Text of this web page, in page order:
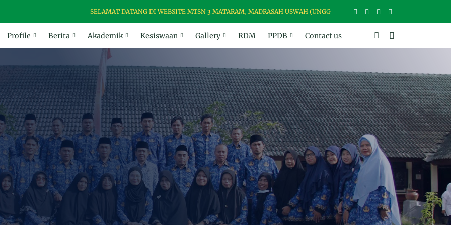
SELAMAT DATANG DI WEBSITE MTSN 3 MATARAM, MADRASAH USWAH (UNGGUL, SANTUN, BER-WAWASAN, BER-AKHLAK
Profile Berita Akademik Kesiswaan Gallery RDM PPDB Contact us